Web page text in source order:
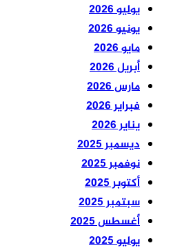
يوليو 2026
يونيو 2026
مايو 2026
أبريل 2026
مارس 2026
فبراير 2026
يناير 2026
ديسمبر 2025
نوفمبر 2025
أكتوبر 2025
سبتمبر 2025
أغسطس 2025
يوليو 2025